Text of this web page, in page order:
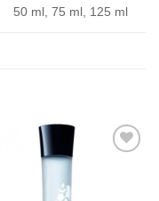
50 ml, 75 ml, 125 ml